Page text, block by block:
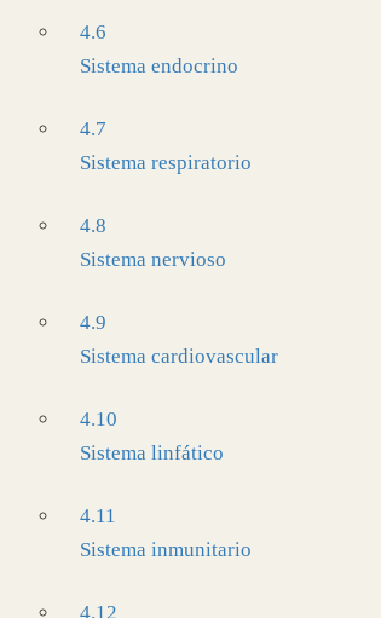
4.6
Sistema endocrino
4.7
Sistema respiratorio
4.8
Sistema nervioso
4.9
Sistema cardiovascular
4.10
Sistema linfático
4.11
Sistema inmunitario
4.12